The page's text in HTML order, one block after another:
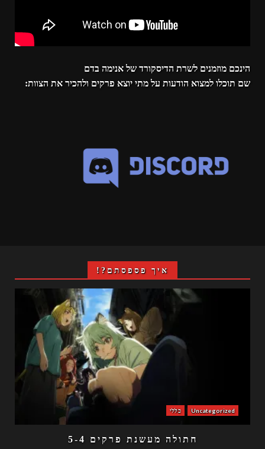
הינכם מוזמנים לשרת הדיסקורד של אנימה בדם
שם תוכלו למצוא הודעות על מתי יוצא פרקים ולהכיר את הצוות:
איך פספסתם?!
Uncategorized כללי
חתולה מעשנת פרקים 5-4